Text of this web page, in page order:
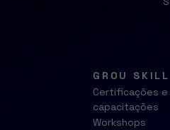
GROU
Certificações e
capacitações
Workshops